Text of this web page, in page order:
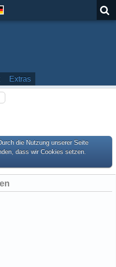
Extras
die Nutzung unserer Seite
dass wir Cookies setzen.